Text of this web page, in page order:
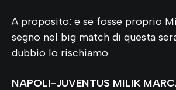
A proposito: e se fosse proprio
segno nel big match di questa
dubbio lo rischiamo
NAPOLI-JUVENTUS MILIK